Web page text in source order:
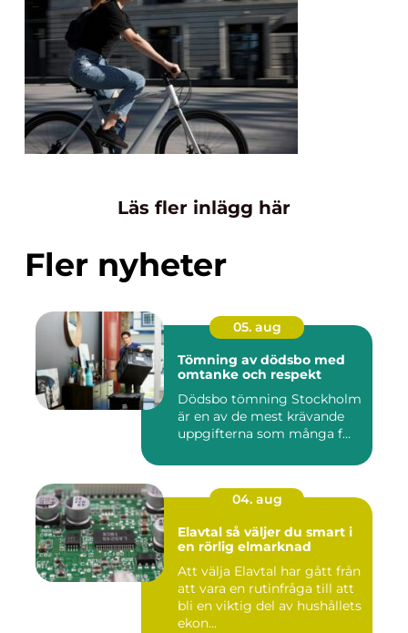
Läs fler inlägg här
Fler nyheter
05. aug
Tömning av dödsbo med
omtanke och respekt
Dödsbo tömning Stockholm
är en av de mest krävande
uppgifterna som många f...
04. aug
Elavtal så väljer du smart i
en rörlig elmarknad
Att välja Elavtal har gått från
att vara en rutinfråga till att
bli en viktig del av hushållets
ekon...